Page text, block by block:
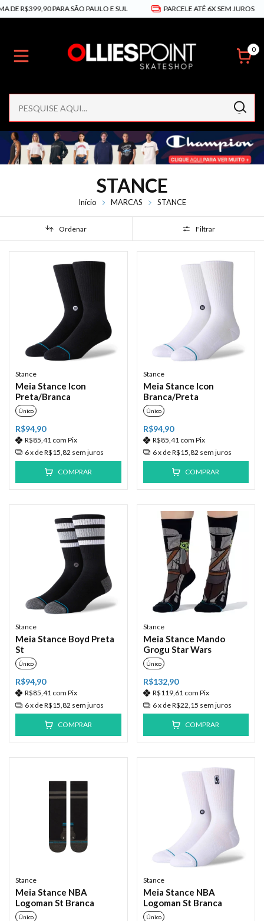
PARA SÃO PAULO E SUL PARCELE ATÉ 6X SEM JUROS
0
STANCE
Início MARCAS STANCE
Ordenar Filtrar
Stance
Meia Stance Icon
Preta/Branca
Único
R$94,90
R$85,41 com Pix
6x deR$15,82 sem juros
COMPRAR
Stance
Meia Stance Icon
Branca/Preta
Único
R$94,90
R$85,41 com Pix
6x deR$15,82 sem juros
COMPRAR
Stance
Meia Stance Boyd Preta
St
Único
R$94,90
R$85,41 com Pix
6x deR$15,82 sem juros
COMPRAR
Stance
Meia Stance Mando
Grogu Star Wars
Único
R$132,90
R$119,61 com Pix
6x deR$22,15 sem juros
COMPRAR
Stance
Meia Stance NBA
Logoman St Branca
Único
Stance
Meia Stance NBA
Logoman St Branca
Único